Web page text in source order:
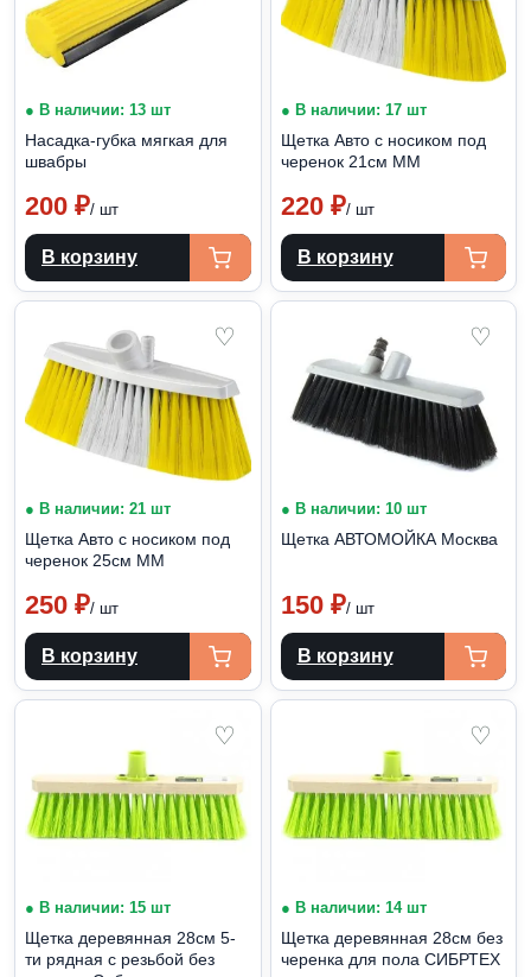
● В наличии: 13 шт
Насадка-губка мягкая для
швабры
200 ₽/ шт
В корзину
● В наличии: 17 шт
Щетка Авто с носиком под
черенок 21см ММ
220 ₽/ шт
В корзину
♡
● В наличии: 21 шт
Щетка Авто с носиком под
черенок 25см ММ
250 ₽/ шт
В корзину
♡
● В наличии: 10 шт
Щетка АВТОМОЙКА Москва
150 ₽/ шт
В корзину
♡
● В наличии: 15 шт
Щетка деревянная 28см 5-
ти рядная с резьбой без
♡
● В наличии: 14 шт
Щетка деревянная 28см без
черенка для пола СИБРТЕХ